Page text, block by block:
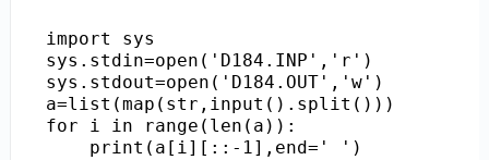
import sys
sys.stdin=open('D184.INP','r')
sys.stdout=open('D184.OUT','w')
a=list(map(str,input().split()))
for i in range(len(a)):
    print(a[i][::-1],end=' ')